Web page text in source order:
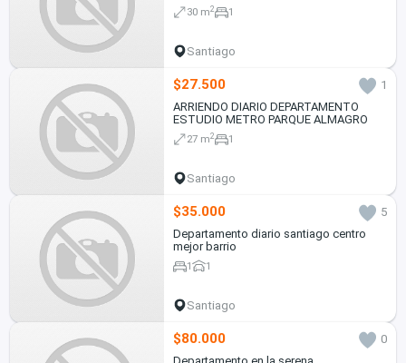
30 m2 1
Santiago
$27.500
1
ARRIENDO DIARIO DEPARTAMENTO
ESTUDIO METRO PARQUE ALMAGRO
27 m2 1
Santiago
$35.000
5
Departamento diario santiago centro
mejor barrio
1 1
Santiago
$80.000
0